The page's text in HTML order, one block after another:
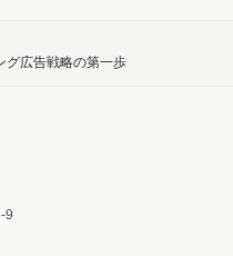
グ広告戦略の第一歩
9